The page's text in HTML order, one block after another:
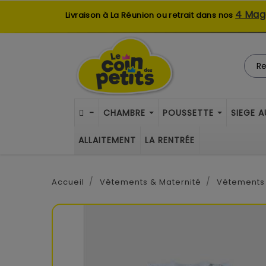
Livraison à La Réunion ou retrait dans nos 4
- CHAMBRE POUSSETTE SIEGE
ALLAITEMENT LA RENTRÉE
Accueil Vêtements & Maternité